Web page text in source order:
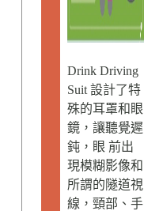
Drink Driving
Suit 設計了特
殊的耳罩和眼
鏡，讓聽覺遲
鈍，眼 前出
現模糊影像和
所謂的隧道視
線，頸部、手